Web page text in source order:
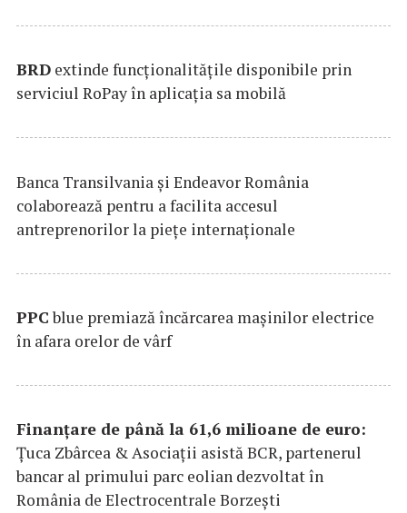
BRD extinde funcţionalităţile disponibile prin
serviciul RoPay în aplicaţia sa mobilă
Banca Transilvania şi Endeavor România
colaborează pentru a facilita accesul
antreprenorilor la pieţe internaţionale
PPCblue premiază încărcarea maşinilor electrice
în afara orelor de vârf
Finanțare de până la 61,6 milioane de euro:
Țuca Zbârcea & Asociații asistă BCR, partenerul
bancar al primului parc eolian dezvoltat în
România de Electrocentrale Borzești